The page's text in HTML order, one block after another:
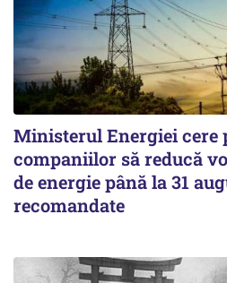
Ministerul Energiei cere
companiilor să reducă
de energie până la 31
recomandate